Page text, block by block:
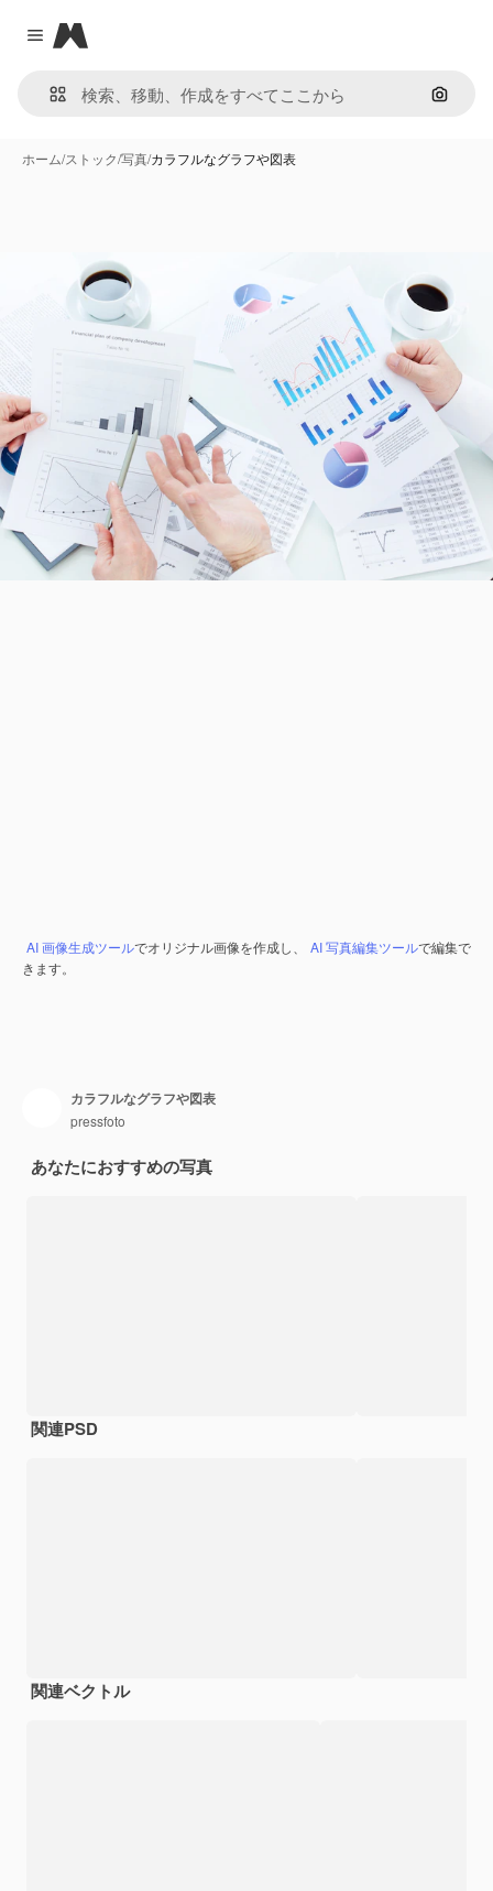
Close menu
Magnific
画像で
ホーム/ストック/写真/カラフルなグラフや図表
AI 画像生成ツールでオリジナル画像を作成し、 AI 写真編集ツールで編集で
きます。
カラフルなグラフや図表
pressfoto
あなたにおすすめの写真
関連PSD
関連ベクトル